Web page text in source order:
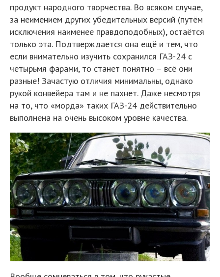
продукт народного творчества. Во всяком случае,
за неимением других убедительных версий (путём
исключения наименее правдоподобных), остаётся
только эта. Подтверждается она ещё и тем, что
если внимательно изучить сохранился ГАЗ-24 с
четырьмя фарами, то станет понятно – всё они
разные! Зачастую отличия минимальны, однако
рукой конвейера там и не пахнет. Даже несмотря
на то, что «морда» таких ГАЗ-24 действительно
выполнена на очень высоком уровне качества.